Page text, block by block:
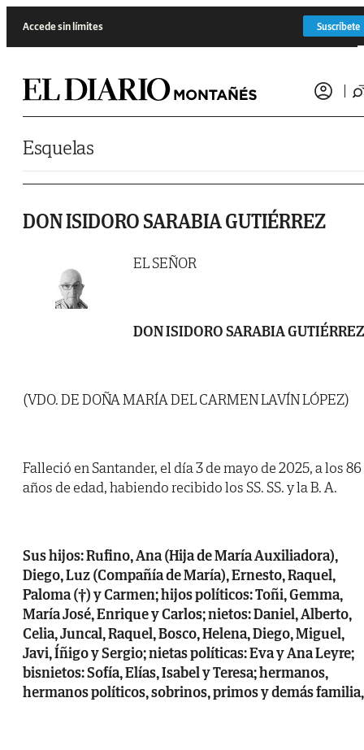
Accede sin límites Suscríbete
Esquelas
DON ISIDORO SARABIA GUTIÉRREZ
EL SEÑOR
DON ISIDORO SARABIA GUTIÉRREZ
(VDO. DE DOÑA MARÍA DEL CARMEN LAVÍN LÓPEZ)
Falleció en Santander, el día 3 de mayo de 2025, a los 86
años de edad, habiendo recibido los SS. SS. y la B. A.
Sus hijos: Rufino, Ana (Hija de María Auxiliadora),
Diego, Luz (Compañía de María), Ernesto, Raquel,
Paloma (†) y Carmen; hijos políticos: Toñi, Gemma,
María José, Enrique y Carlos; nietos: Daniel, Alberto,
Celia, Juncal, Raquel, Bosco, Helena, Diego, Miguel,
Javi, Íñigo y Sergio; nietas políticas: Eva y Ana Leyre;
bisnietos: Sofía, Elías, Isabel y Teresa; hermanos,
hermanos políticos, sobrinos, primos y demás familia,